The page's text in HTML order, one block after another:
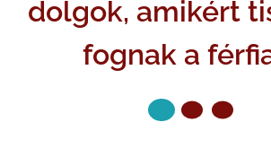
dolgok, amikért
fognak a